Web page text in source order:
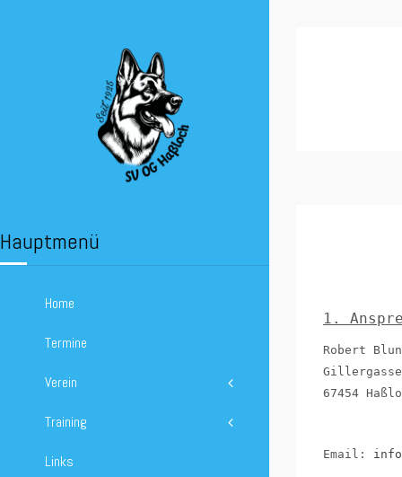
Hauptmenü
Home
Termine
Verein
Training
Links
1.
Robert
67454
Email: